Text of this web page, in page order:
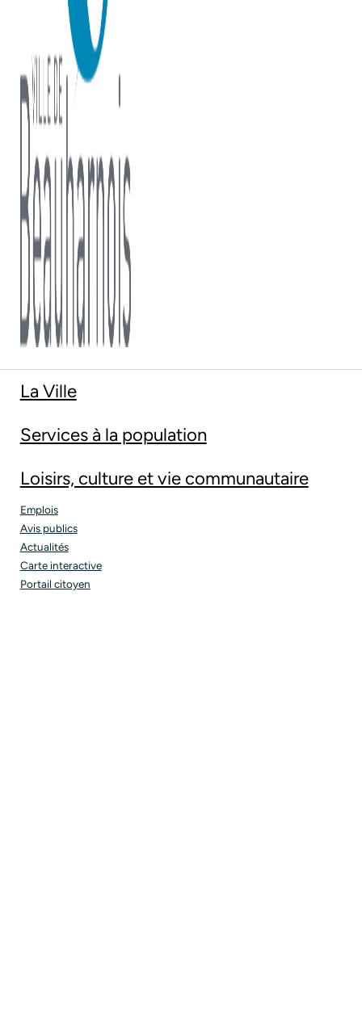
La Ville
Services à la population
Loisirs, culture et vie communautaire
Emplois
Avis publics
Actualités
Carte interactive
Portail citoyen